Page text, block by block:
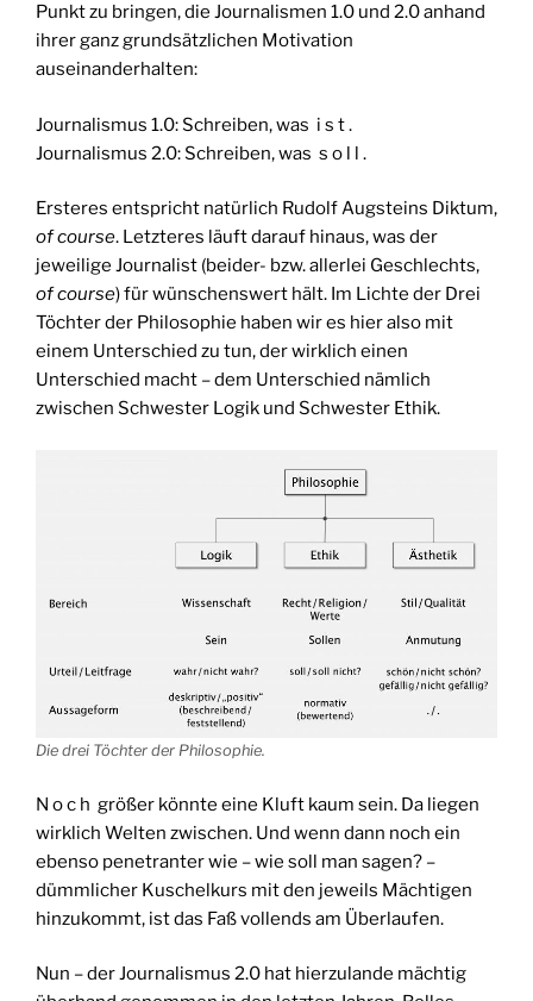
Punkt zu bringen, die Journalismen 1.0 und 2.0 anhand
ihrer ganz grundsätzlichen Motivation
auseinanderhalten:
Journalismus 1.0: Schreiben, was i s t .
Journalismus 2.0: Schreiben, was s o l l .
Ersteres entspricht natürlich Rudolf Augsteins Diktum,
of course. Letzteres läuft darauf hinaus, was der
jeweilige Journalist (beider- bzw. allerlei Geschlechts,
of course) für wünschenswert hält. Im Lichte der Drei
Töchter der Philosophie haben wir es hier also mit
einem Unterschied zu tun, der wirklich einen
Unterschied macht – dem Unterschied nämlich
zwischen Schwester Logik und Schwester Ethik.
Die drei Töchter der Philosophie.
N o c h größer könnte eine Kluft kaum sein. Da liegen
wirklich Welten zwischen. Und wenn dann noch ein
ebenso penetranter wie – wie soll man sagen? –
dümmlicher Kuschelkurs mit den jeweils Mächtigen
hinzukommt, ist das Faß vollends am Überlaufen.
Nun – der Journalismus 2.0 hat hierzulande mächtig